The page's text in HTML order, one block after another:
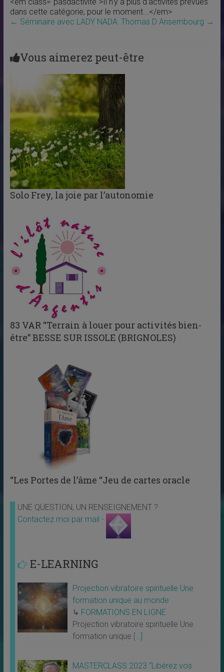
dans cette catégorie, pour le moment...</em>
← Séminaire avec LADY NADA Thomas D Ansembourg →
Vous aimerez peut-être
Solo Frey, la joie par l’autonomie
83 VAR “Terrain à louer pour activités bien-
être” BESSE SUR ISSOLE (BRIGNOLES)
“Les Portes de l’âme “Jeu de cartes oracle
UNE QUESTION, UN RENSEIGNEMENT ?
Contactez moi par mail -
E-LEARNING
Projection vibratoire spirituelle Une
formation unique au monde
↳ FORMATIONS EN LIGNE
Projection vibratoire spirituelle Une
formation unique […]
MASTERCLASS 2023 “Libérez vos